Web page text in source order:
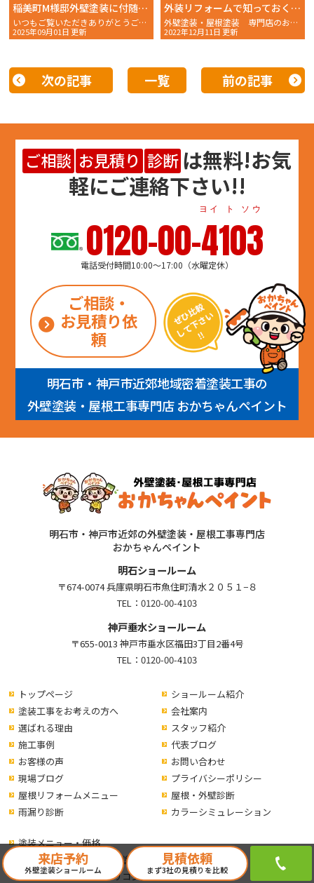
稲美町M様邸外壁塗装に付随する付帯部を塗装する意味と役割とは！？
いつもご覧いただきありがとうございます。おかちゃんペイントのスタッフMです。 本日ご……
2025年09月01日 更新
外装リフォームで知っておくと便利な用語（付帯部分) 明石市〜神戸市近辺でリフォームご検討の方へ
外壁塗装・屋根塗装 専門店のおかちゃんペイントです！
2022年12月11日 更新
次の記事 一覧 前の記事
ご相談 お見積り 診断 は無料!お気
軽にご連絡下さい!!
0120-00-4103
ヨイ ト ソウ
電話受付時間10:00～17:00（水曜定休）
ご相談・
お見積り依
頼
明石市・神戸市近郊地域密着塗装工事の
外壁塗装・屋根工事専門店 おかちゃんペイント
明石市・神戸市近郊の外壁塗装・屋根工事専門店
おかちゃんペイント
明石ショールーム
〒674-0074 兵庫県明石市魚住町清水２０５１−８
TEL： 0120-00-4103
神戸垂水ショールーム
〒655-0013 神戸市垂水区福田3丁目2番4号
TEL： 0120-00-4103
トップページ
塗装工事をお考えの方へ
選ばれる理由
ショールーム紹介
会社案内
スタッフ紹介
施工事例
お客様の声
現場ブログ
代表ブログ
お問い合わせ
プライバシーポリシー
屋根リフォームメニュー
雨漏り診断
屋根・外壁診断
カラーシミュレーション
塗装メニュー・価格
ラジカル制御型シリコン塗料
ラジカル制御型遮熱シリコン塗料
来店予約
外壁塗装ショールーム
見積依頼
まず3社の見積りを比較